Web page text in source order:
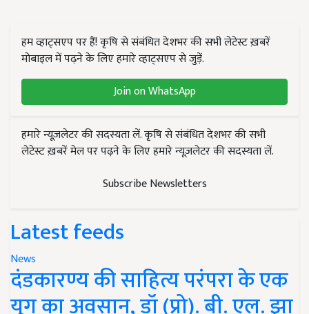
हम व्हाट्सएप पर हैं! कृषि से संबंधित देशभर की सभी लेटेस्ट ख़बरें
मोबाइल में पढ़ने के लिए हमारे व्हाट्सएप से जुड़ें.
Join on WhatsApp
हमारे न्यूज़लेटर की सदस्यता लें. कृषि से संबंधित देशभर की सभी
लेटेस्ट ख़बरें मेल पर पढ़ने के लिए हमारे न्यूज़लेटर की सदस्यता लें.
Subscribe Newsletters
Latest feeds
News
दंडकारण्य की साहित्य परंपरा के एक